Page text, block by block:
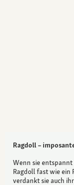
Ragdoll –
Wenn sie
Ragdoll fast wie ein
verdankt sie auch